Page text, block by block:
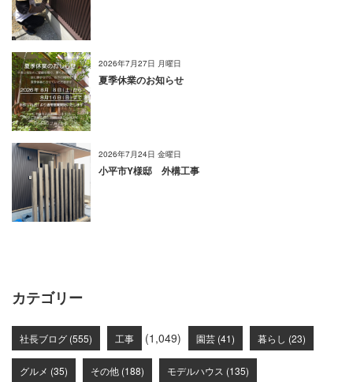
2026年7月27日 月曜日
夏季休業のお知らせ
2026年7月24日 金曜日
小平市Y様邸 外構工事
カテゴリー
社長ブログ (555) 工事 (1,049) 園芸 (41) 暮らし (23)
グルメ (35) その他 (188) モデルハウス (135)